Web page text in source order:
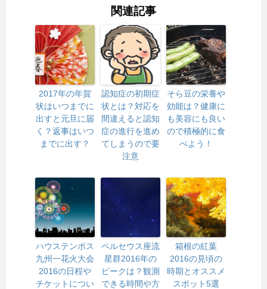
関連記事
2017年の年賀
状はいつまでに
出すと元旦に届
く？返事はいつ
までに出す？
認知症の初期症
状とは？対応を
間違えると認知
症の進行を進め
てしまうので要
注意
そら豆の栄養や
効能は？健康に
も美容にも良い
ので積極的に食
べよう！
ハウステンボス
九州一花火大会
2016の日程や
チケットについ
ペルセウス座流
星群2016年の
ピークは？観測
できる時間や方
箱根の紅葉
2016の見頃の
時期とオススメ
スポット5選